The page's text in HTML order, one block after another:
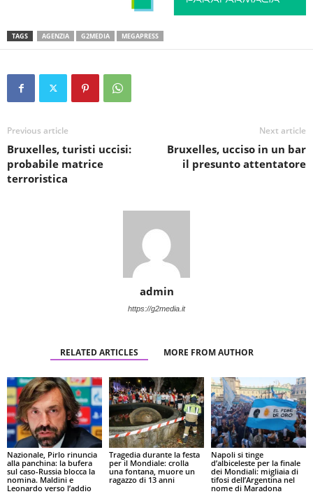
TAGS AGENZIA G2MEDIA MEGAPRESS
Previous article
Bruxelles, turisti uccisi:
probabile matrice
terroristica
Next article
Bruxelles, ucciso in un bar
il presunto attentatore
admin
https://g2media.it
RELATED ARTICLES MORE FROM AUTHOR
Nazionale, Pirlo rinuncia
alla panchina: la bufera
sul caso-Russia blocca la
nomina. Maldini e
Leonardo verso l’addio
Tragedia durante la festa
per il Mondiale: crolla
una fontana, muore un
ragazzo di 13 anni
Napoli si tinge
d’albiceleste per la finale
dei Mondiali: migliaia di
tifosi dell’Argentina nel
nome di Maradona